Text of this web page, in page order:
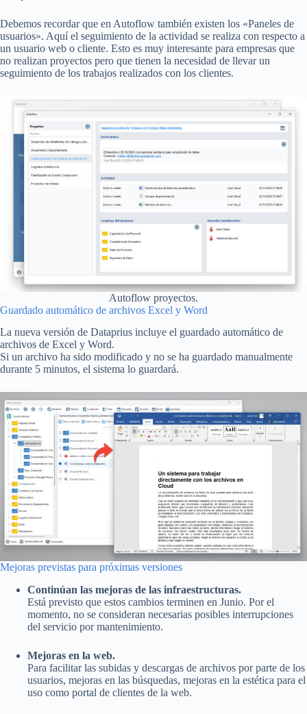
Debemos recordar que en Autoflow también existen los «Paneles de
usuarios». Aquí el seguimiento de la actividad se realiza con respecto a
un usuario web o cliente. Esto es muy interesante para empresas que
no realizan proyectos pero que tienen la necesidad de llevar un
seguimiento de los trabajos realizados con los clientes.
Autoflow proyectos.
Guardado automático de archivos Excel y Word
La nueva versión de Dataprius incluye el guardado automático de
archivos de Excel y Word.
Si un archivo ha sido modificado y no se ha guardado manualmente
durante 5 minutos, el sistema lo guardará.
Mejoras previstas para próximas versiones
Continúan las mejoras de las infraestructuras.
Está previsto que estos cambios terminen en Junio. Por el
momento, no se consideran necesarias posibles interrupciones
del servicio por mantenimiento.
Mejoras en la web.
Para facilitar las subidas y descargas de archivos por parte de los
usuarios, mejoras en las búsquedas, mejoras en la estética para el
uso como portal de clientes de la web.